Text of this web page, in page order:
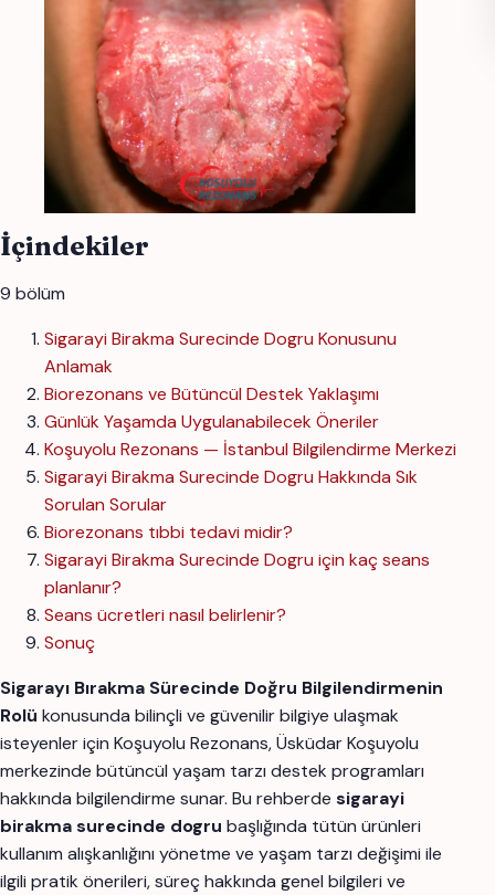
İçindekiler
9 bölüm
Sigarayi Birakma Surecinde Dogru Konusunu
Anlamak
Biorezonans ve Bütüncül Destek Yaklaşımı
Günlük Yaşamda Uygulanabilecek Öneriler
Koşuyolu Rezonans — İstanbul Bilgilendirme Merkezi
Sigarayi Birakma Surecinde Dogru Hakkında Sık
Sorulan Sorular
Biorezonans tıbbi tedavi midir?
Sigarayi Birakma Surecinde Dogru için kaç seans
planlanır?
Seans ücretleri nasıl belirlenir?
Sonuç
Sigarayı Bırakma Sürecinde Doğru Bilgilendirmenin
Rolü konusunda bilinçli ve güvenilir bilgiye ulaşmak
isteyenler için Koşuyolu Rezonans, Üsküdar Koşuyolu
merkezinde bütüncül yaşam tarzı destek programları
hakkında bilgilendirme sunar. Bu rehberde sigarayi
birakma surecinde dogru başlığında tütün ürünleri
kullanım alışkanlığını yönetme ve yaşam tarzı değişimi ile
ilgili pratik önerileri, süreç hakkında genel bilgileri ve